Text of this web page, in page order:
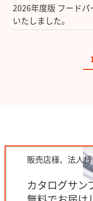
2026年度版 フードパ
いたしました。
販売店様、法人
カタログサン